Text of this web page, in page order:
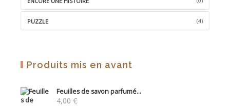
PUZZLE (4)
Produits mis en avant
Feuilles de savon parfumé...
4,00 €